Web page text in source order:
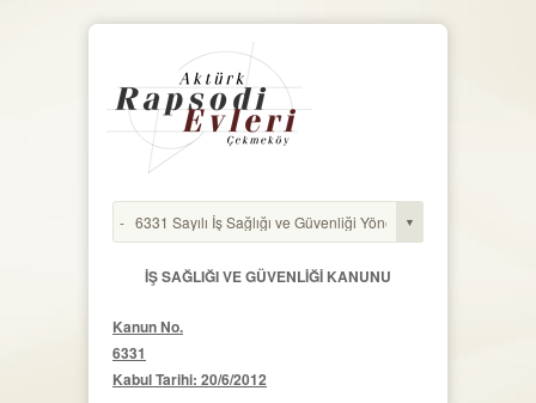
İŞ SAĞLIĞI VE GÜVENLİĞİ KANUNU
Kanun No.
6331
Kabul Tarihi: 20/6/2012